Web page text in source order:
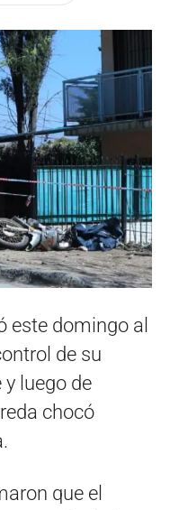
este domingo al
de su
luego de
chocó
que el